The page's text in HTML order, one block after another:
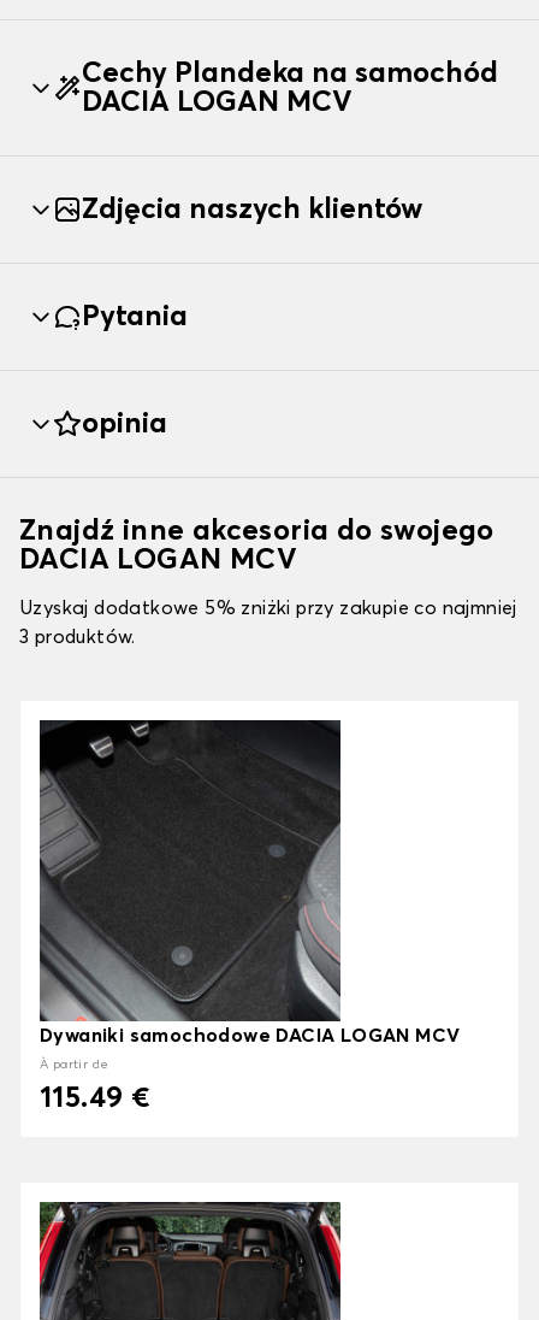
Cechy Plandeka na samochód
DACIA LOGAN MCV
Zdjęcia naszych klientów
Pytania
opinia
Znajdź inne akcesoria do swojego
DACIA LOGAN MCV
Uzyskaj dodatkowe 5% zniżki przy zakupie co najmniej
3 produktów.
Dywaniki samochodowe DACIA LOGAN MCV
À partir de
115.49 €